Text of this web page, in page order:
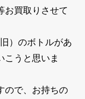
お買取りさせて
）のボトルがあ
こうと思いま
ので、お持ちの